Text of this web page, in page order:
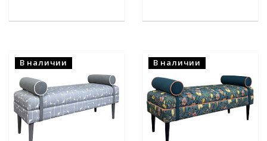
В наличии В наличии